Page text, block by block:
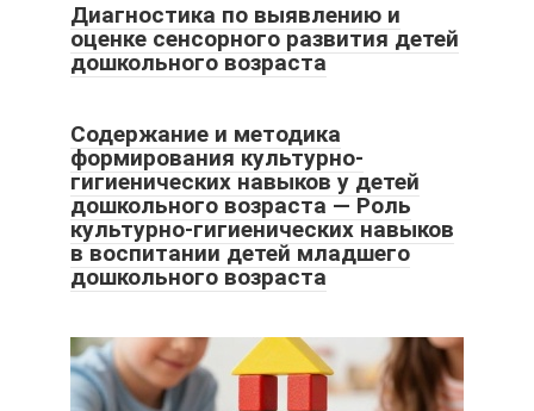
Диагностика по выявлению и
оценке сенсорного развития детей
дошкольного возраста
Cодержание и методика
формирования культурно-
гигиенических навыков у детей
дошкольного возраста — Роль
культурно-гигиенических навыков
в воспитании детей младшего
дошкольного возраста